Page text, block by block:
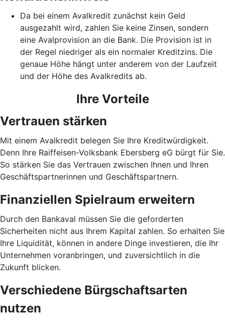
Da bei einem Avalkredit zunächst kein Geld
ausgezahlt wird, zahlen Sie keine Zinsen, sondern
eine Avalprovision an die Bank. Die Provision ist in
der Regel niedriger als ein normaler Kreditzins. Die
genaue Höhe hängt unter anderem von der Laufzeit
und der Höhe des Avalkredits ab.
Ihre Vorteile
Vertrauen stärken
Mit einem Avalkredit belegen Sie Ihre Kreditwürdigkeit.
Denn Ihre Raiffeisen-Volksbank Ebersberg eG bürgt für Sie.
So stärken Sie das Vertrauen zwischen Ihnen und Ihren
Geschäftspartnerinnen und Geschäftspartnern.
Finanziellen Spielraum erweitern
Durch den Bankaval müssen Sie die geforderten
Sicherheiten nicht aus Ihrem Kapital zahlen. So erhalten Sie
Ihre Liquidität, können in andere Dinge investieren, die Ihr
Unternehmen voranbringen, und zuversichtlich in die
Zukunft blicken.
Verschiedene Bürgschaftsarten
nutzen